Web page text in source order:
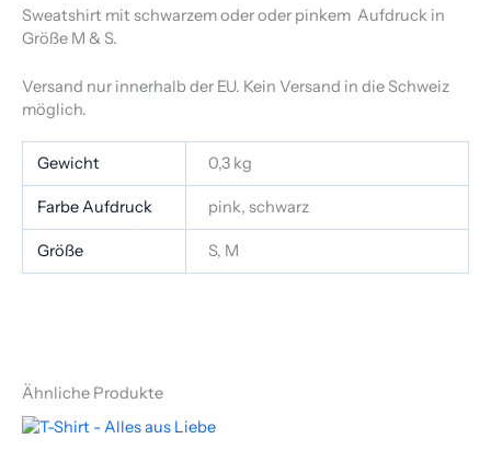
Sweatshirt mit schwarzem oder oder pinkem Aufdruck in
Größe M & S.
Versand nur innerhalb der EU. Kein Versand in die Schweiz
möglich.
Gewicht 0,3 kg
Farbe Aufdruck pink, schwarz
Größe S, M
Ähnliche Produkte